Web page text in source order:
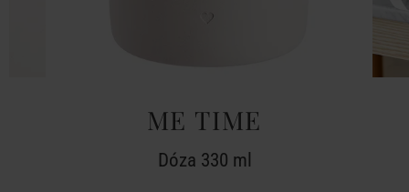
ME TIME
Dóza 330 ml